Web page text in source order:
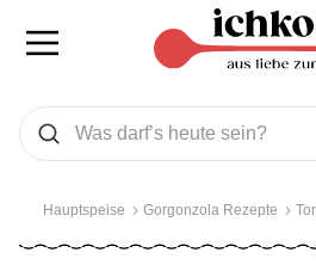
Was wollen Sie suchen
Suchen
Hauptspeise Gorgonzola Rezepte